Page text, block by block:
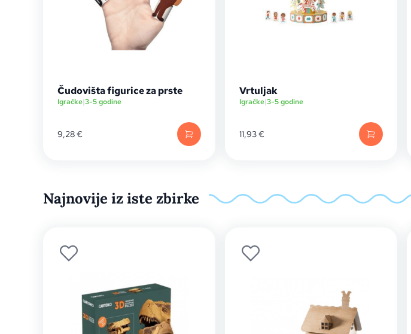
Čudovišta figurice za prste
Igračke|3-5 godine
9,28€
Vrtuljak
Igračke|3-5 godine
11,93€
Najnovije iz iste zbirke